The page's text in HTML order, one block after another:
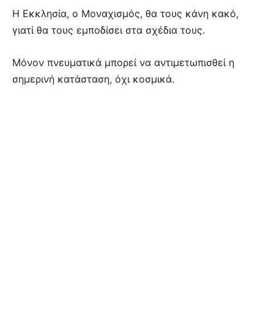
Η Εκκλησία, ο Μοναχισμός, θα τους κάνη κακό,
γιατί θα τους εμποδίσει στα σχέδια τους.
Μόνον πνευματικά μπορεί να αντιμετωπισθεί η
σημερινή κατάσταση, όχι κοσμικά.